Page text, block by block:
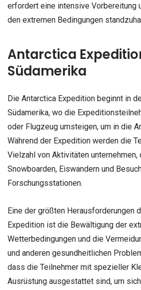
erfordert eine intensive Vorbereitung
den extremen Bedingungen
Antarctica
Südamerika
Die Antarctica Expedition beginnt in
Südamerika, wo die
oder Flugzeug umsteigen, um in die
Während der Expedition werden die
Vielzahl von Aktivitäten unternehmen,
Snowboarden, Eiswandern und
Forschungsstationen.
Eine der größten Herausforderungen
Expedition ist die Bewältigung der
Wetterbedingungen und die
und anderen gesundheitlichen
dass die Teilnehmer mit spezieller
Ausrüstung ausgestattet sind, um